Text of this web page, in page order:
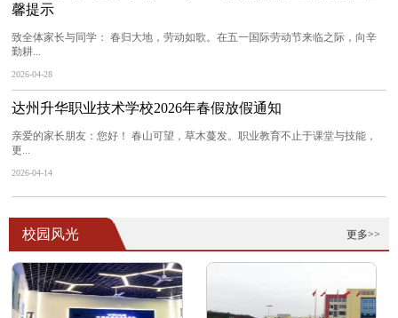
馨提示
致全体家长与同学： 春归大地，劳动如歌。在五一国际劳动节来临之际，向辛
勤耕...
2026-04-28
达州升华职业技术学校2026年春假放假通知
亲爱的家长朋友：您好！ 春山可望，草木蔓发。职业教育不止于课堂与技能，
更...
2026-04-14
更多>>
校园风光